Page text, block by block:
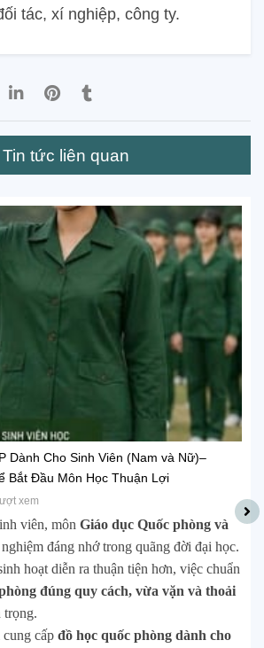
tác, xí nghiệp, công ty.
Tin tức liên quan
Sinh Viên (Nam và Nữ)–
Bắt Đầu Môn Học Thuận Lợi
xem
viên, môn Giáo dục Quốc phòng và
đáng nhớ trong quãng đời đại học.
hoạt diễn ra thuận tiện hơn, việc chuẩn
đúng quy cách, vừa vặn và thoải
trọng.
cấp đồ học quốc phòng dành cho